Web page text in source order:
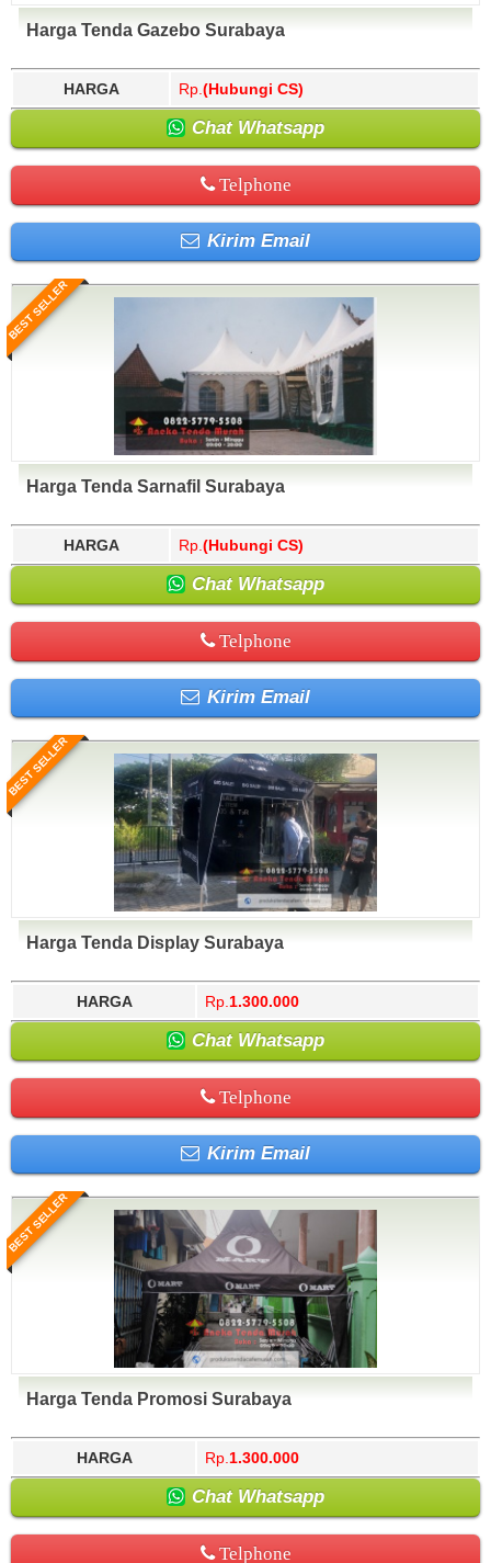
Harga Tenda Gazebo Surabaya
HARGA Rp. (Hubungi CS)
Chat Whatsapp
Telphone
Kirim Email
BEST SELLER
Harga Tenda Sarnafil Surabaya
HARGA Rp. (Hubungi CS)
Chat Whatsapp
Telphone
Kirim Email
BEST SELLER
Harga Tenda Display Surabaya
HARGA Rp. 1.300.000
Chat Whatsapp
Telphone
Kirim Email
BEST SELLER
Harga Tenda Promosi Surabaya
HARGA Rp. 1.300.000
Chat Whatsapp
Telphone